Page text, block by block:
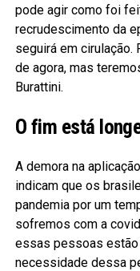
pode agir como foi
recrudescimento da
seguirá em cirulação.
de agora, mas
Burattini.
O fim está
A demora na
indicam que os
pandemia por um
sofremos com a
essas pessoas estão
necessidade dessa